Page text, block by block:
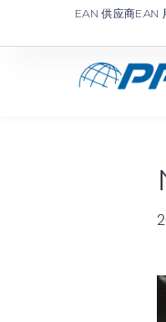
EAN 供应商EAN